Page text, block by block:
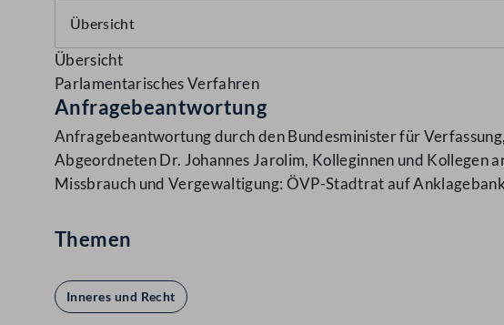
Übersicht
Parlamentarisches Verfahren
Anfragebeantwortung
Anfragebeantwortung durch den Bundesminister für
Abgeordneten Dr. Johannes Jarolim, Kolleginnen und Kollegen
Missbrauch und Vergewaltigung: ÖVP-Stadtrat auf Anklagebank
Themen
Inneres und Recht